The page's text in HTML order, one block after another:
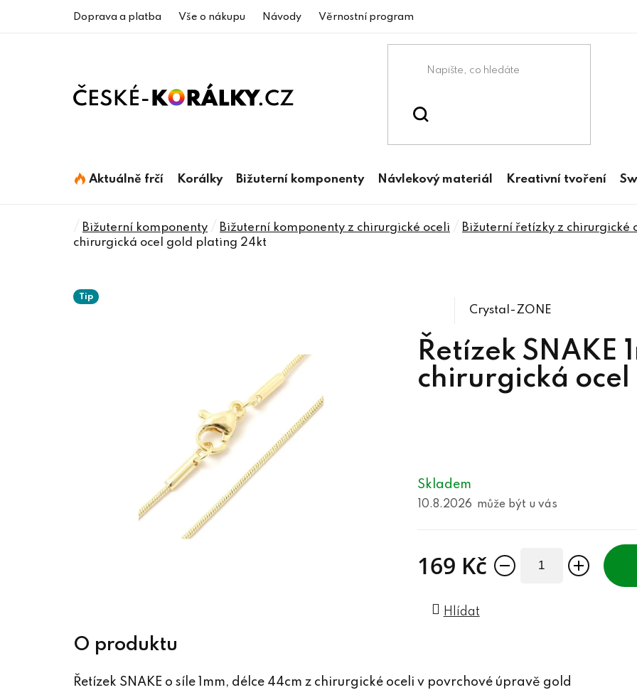
Doprava a platba Vše o nákupu Návody Věrnostní program
Aktuálně frčí Korálky Bižuterní komponenty Návlekový materiál Kreativní tvoření
Domů
Bižuterní komponenty Bižuterní komponenty z chirurgické oceli
Bižuterní řetízky z chirurgické
chirurgická ocel gold plating 24kt
Řetízek SNAKE
chirurgická
Crystal-ZONE
Skladem
10.8.2026
169 Kč
Hlídat
Tip
Řetízek SNAKE o síle 1mm, délce 44cm z chirurgické oceli v povrchové úpravě gold